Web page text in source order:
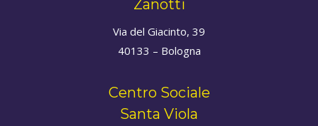
Zanotti
Via del Giacinto, 39
40133 – Bologna
Centro Sociale
Santa Viola